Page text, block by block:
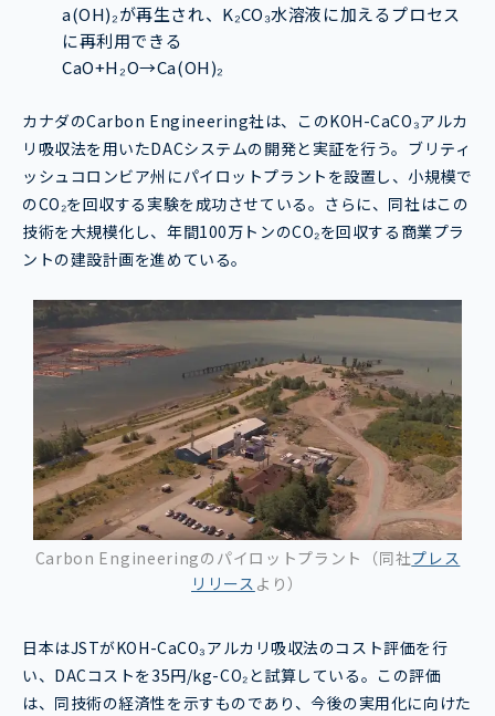
a(OH)₂が再生され、K₂CO₃水溶液に加えるプロセス
に再利用できる
CaO+H₂O→Ca(OH)₂
カナダのCarbon Engineering社は、このKOH-CaCO₃アルカ
リ吸収法を用いたDACシステムの開発と実証を行う。ブリティ
ッシュコロンビア州にパイロットプラントを設置し、小規模で
のCO₂を回収する実験を成功させている。さらに、同社はこの
技術を大規模化し、年間100万トンのCO₂を回収する商業プラ
ントの建設計画を進めている。
Carbon Engineeringのパイロットプラント（同社プレス
リリース より）
日本はJSTがKOH-CaCO₃アルカリ吸収法のコスト評価を行
い、DACコストを35円/kg-CO₂と試算している。この評価
は、同技術の経済性を示すものであり、今後の実用化に向けた